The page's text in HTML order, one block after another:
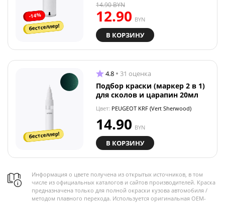
-14%
бестселлер!
12.90 BYN
14.90BYN
В КОРЗИНУ
бестселлер!
4.8 31 оценка
Подбор краски (маркер 2 в 1)
для сколов и царапин 20мл
Цвет: PEUGEOT KRF (Vert Sherwood)
14.90 BYN
В КОРЗИНУ
Информация о цвете получена из открытых источников, в том
числе из официальных каталогов и сайтов производителей. Краска
предназначена только для полной окраски кузова автомобиля /
методом плавного перехода. Используется оригинальная OEM-